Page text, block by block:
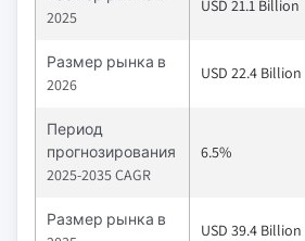
2025
USD 21.1 Billion
Размер рынка в
2026
USD 22.4 Billion
Период
прогнозирования
2025-2035 CAGR
6.5%
Размер рынка в
USD 39.4 Billion